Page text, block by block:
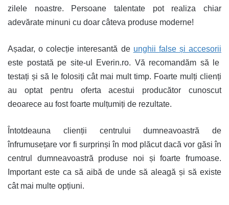
zilele noastre. Persoane talentate pot realiza chiar
adevărate minuni cu doar câteva produse moderne!
Așadar, o colecție interesantă de unghii false și accesorii
este postată pe site-ul Everin.ro. Vă recomandăm să le
testați și să le folosiți cât mai mult timp. Foarte mulți clienți
au optat pentru oferta acestui producător cunoscut
deoarece au fost foarte mulțumiți de rezultate.
Întotdeauna clienții centrului dumneavoastră de
înfrumusețare vor fi surprinși în mod plăcut dacă vor găsi în
centrul dumneavoastră produse noi și foarte frumoase.
Important este ca să aibă de unde să aleagă și să existe
cât mai multe opțiuni.